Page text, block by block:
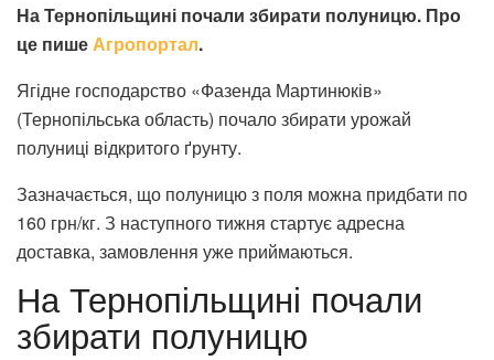
На Тернопільщині почали збирати полуницю. Про
це пишеАгропортал.
Ягідне господарство «Фазенда Мартинюків»
(Тернопільська область) почало збирати урожай
полуниці відкритого ґрунту.
Зазначається, що полуницю з поля можна придбати по
160 грн/кг. З наступного тижня стартує адресна
доставка, замовлення уже приймаються.
На Тернопільщині почали
збирати полуницю